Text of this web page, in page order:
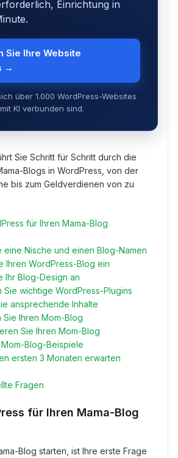
Einrichtung in
Sie Ihre Website
→
über 1.000 WordPress-Websites
KI verbunden sind.
Sie Schritt für Schritt durch die
Blogs in WordPress, von der
bis zum Geldverdienen von zu
für Ihren Mama-Blog
eine Nische und einen Blog-Namen
Ihren WordPress-Blog ein
Ihr Blog-Design an
Sie wichtige WordPress-Plugins
ansprechende Inhalte
Ihren Mom-Blog
Sie Ihren Mom-Blog
Blog-Beispiele
ersten 3 Monaten erwarten
Fragen
für Ihren Mama-Blog
Blog starten, ist Ihre erste Frage